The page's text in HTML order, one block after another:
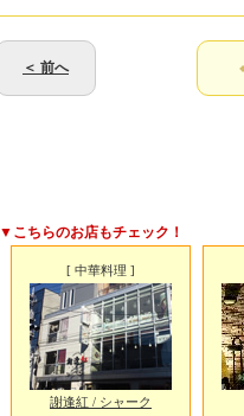
＜ 前へ
▼こちらのお店もチェック！
[ 中華料理 ]
謝逢紅 / シャーク